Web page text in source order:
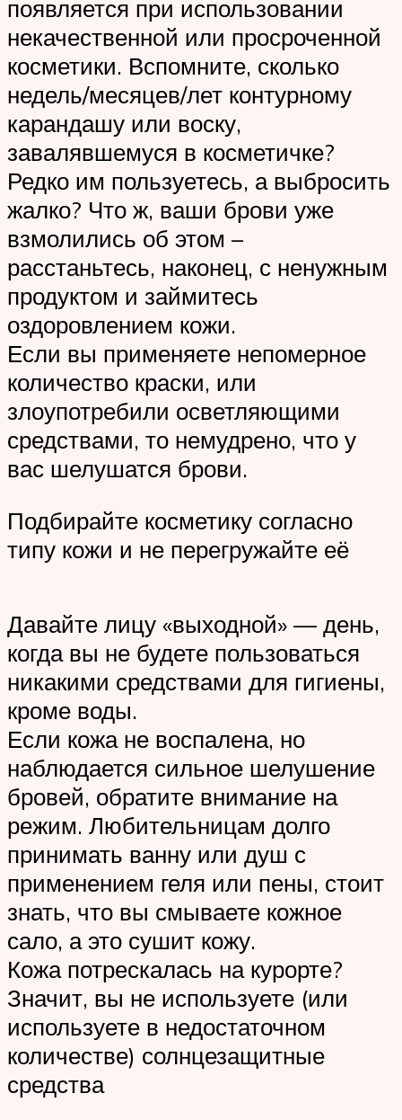
появляется при использовании
некачественной или просроченной
косметики. Вспомните, сколько
недель/месяцев/лет контурному
карандашу или воску,
завалявшемуся в косметичке?
Редко им пользуетесь, а выбросить
жалко? Что ж, ваши брови уже
взмолились об этом –
расстаньтесь, наконец, с ненужным
продуктом и займитесь
оздоровлением кожи.
Если вы применяете непомерное
количество краски, или
злоупотребили осветляющими
средствами, то немудрено, что у
вас шелушатся брови.
Подбирайте косметику согласно
типу кожи и не перегружайте её
Давайте лицу «выходной» — день,
когда вы не будете пользоваться
никакими средствами для гигиены,
кроме воды.
Если кожа не воспалена, но
наблюдается сильное шелушение
бровей, обратите внимание на
режим. Любительницам долго
принимать ванну или душ с
применением геля или пены, стоит
знать, что вы смываете кожное
сало, а это сушит кожу.
Кожа потрескалась на курорте?
Значит, вы не используете (или
используете в недостаточном
количестве) солнцезащитные
средства